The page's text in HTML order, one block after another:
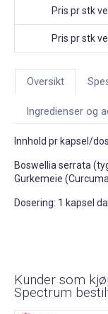
Pris pr stk
Pris pr stk
Oversikt
Ingredienser og
Innhold pr kapsel/
Boswellia serrata
Gurkemeie
Dosering: 1 kapsel
Kunder som
Spectrum